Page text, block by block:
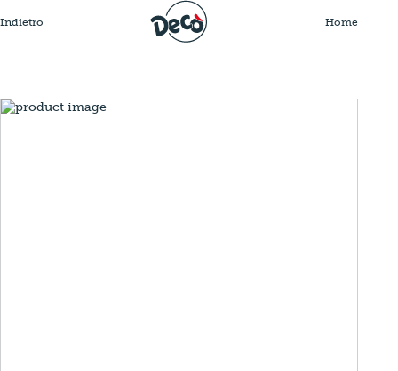
Indietro Home